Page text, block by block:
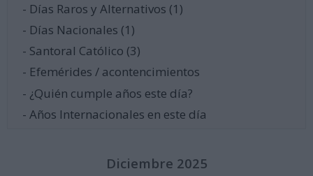
- Días Raros y Alternativos (1)
- Días Nacionales (1)
- Santoral Católico (3)
- Efemérides / acontencimientos
- ¿Quién cumple años este día?
- Años Internacionales en este día
Diciembre 2025